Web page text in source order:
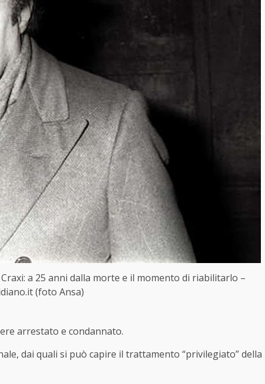
a 25 anni dalla morte e il momento di riabilitarlo –
(foto Ansa)
arrestato e condannato.
dai quali si può capire il trattamento “privilegiato” della